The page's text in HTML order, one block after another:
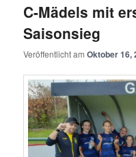
C-Mädels mit
Saisonsieg
Veröffentlicht amOktober 16,